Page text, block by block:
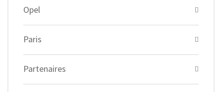
Opel
Paris
Partenaires